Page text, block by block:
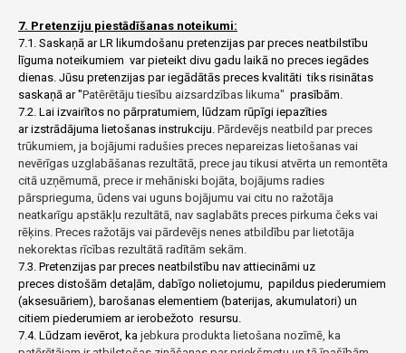
7. Pretenziju piestādīšanas noteikumi:
7.1. Saskaņā ar LR likumdošanu pretenzijas par preces neatbilstību
līguma noteikumiem var pieteikt divu gadu laikā no preces iegādes
dienas. Jūsu pretenzijas par iegādātās preces kvalitāti tiks risinātas
saskaņā ar "Patērētāju tiesību aizsardzības likuma" prasībām.
7.2. Lai izvairītos no pārpratumiem, lūdzam rūpīgi iepazīties
ar izstrādājuma lietošanas instrukciju. Pārdevējs neatbild par preces
trūkumiem, ja bojājumi radušies preces nepareizas lietošanas vai
nevērīgas uzglabāšanas rezultātā, prece jau tikusi atvērta un remontēta
citā uzņēmumā, prece ir mehāniski bojāta, bojājums radies
pārsprieguma, ūdens vai uguns bojājumu vai citu no ražotāja
neatkarīgu apstākļu rezultātā, nav saglabāts preces pirkuma čeks vai
rēķins. Preces ražotājs vai pārdevējs nenes atbildību par lietotāja
nekorektas rīcības rezultātā radītām sekām.
7.3. Pretenzijas par preces neatbilstību nav attiecināmi uz
preces distošām detaļām, dabīgo nolietojumu, papildus piederumiem
(aksesuāriem), barošanas elementiem (baterijas, akumulatori) un
citiem piederumiem ar ierobežoto resursu.
7.4. Lūdzam ievērot, ka jebkura produkta lietošana nozīmē, ka